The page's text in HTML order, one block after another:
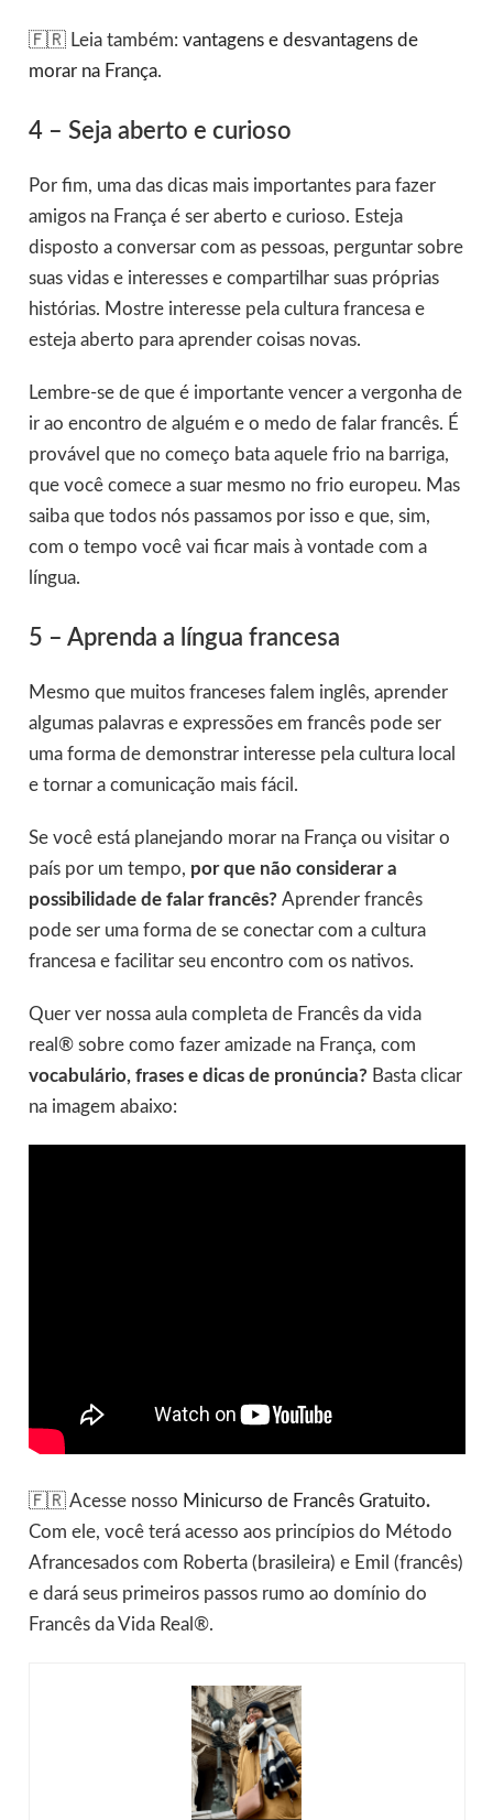
🇫🇷 Leia também: vantagens e desvantagens de
morar na França.
4 – Seja aberto e curioso
Por fim, uma das dicas mais importantes para fazer
amigos na França é ser aberto e curioso. Esteja
disposto a conversar com as pessoas, perguntar sobre
suas vidas e interesses e compartilhar suas próprias
histórias. Mostre interesse pela cultura francesa e
esteja aberto para aprender coisas novas.
Lembre-se de que é importante vencer a vergonha de
ir ao encontro de alguém e o medo de falar francês. É
provável que no começo bata aquele frio na barriga,
que você comece a suar mesmo no frio europeu. Mas
saiba que todos nós passamos por isso e que, sim,
com o tempo você vai ficar mais à vontade com a
língua.
5 – Aprenda a língua francesa
Mesmo que muitos franceses falem inglês, aprender
algumas palavras e expressões em francês pode ser
uma forma de demonstrar interesse pela cultura local
e tornar a comunicação mais fácil.
Se você está planejando morar na França ou visitar o
país por um tempo, por que não considerar a
possibilidade de falar francês? Aprender francês
pode ser uma forma de se conectar com a cultura
francesa e facilitar seu encontro com os nativos.
Quer ver nossa aula completa de Francês da vida
real® sobre como fazer amizade na França, com
vocabulário, frases e dicas de pronúncia? Basta clicar
na imagem abaixo:
🇫🇷 Acesse nosso Minicurso de Francês Gratuito.
Com ele, você terá acesso aos princípios do Método
Afrancesados com Roberta (brasileira) e Emil (francês)
e dará seus primeiros passos rumo ao domínio do
Francês da Vida Real®.